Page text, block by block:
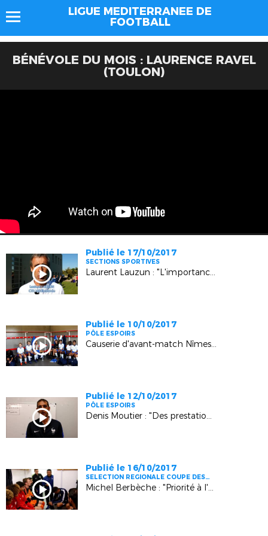
LIGUE MEDITERRANEE DE
FOOTBALL
BÉNÉVOLE DU MOIS : LAURENCE RAVEL
(TOULON)
Publié le 17/10/2017
SECTIONS SPORTIVES
Laurent Lauzun : "L'importance des sections sportives"
Publié le 10/10/2017
PÔLE ESPOIRS
Causerie d'avant-match Nîmes - Pôle Espoirs U14
Publié le 12/10/2017
PÔLE ESPOIRS
Denis Moutier : "Des prestations satisfaisantes"
Publié le 16/10/2017
SELECTION REGIONALE COUPE DES
REGIONS
Michel Berbèche : "Priorité à l'état d'esprit"